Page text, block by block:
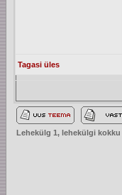
Tagasi üles
Lehekülg 1, lehekülgi kokku